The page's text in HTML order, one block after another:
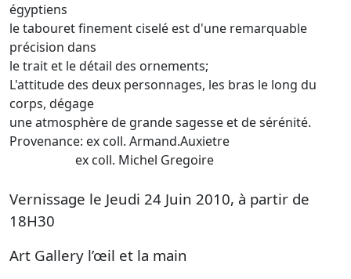
égyptiens
le tabouret finement ciselé est d'une remarquable
précision dans
le trait et le détail des ornements;
L'attitude des deux personnages, les bras le long du
corps, dégage
une atmosphère de grande sagesse et de sérénité.
Provenance: ex coll. Armand.Auxietre
ex coll. Michel Gregoire
Vernissage le Jeudi 24 Juin 2010, à partir de
18H30
Art Gallery l’œil et la main